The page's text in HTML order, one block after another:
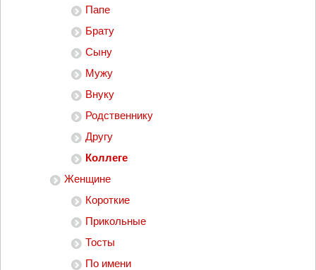
Папе
Брату
Сыну
Мужу
Внуку
Родственнику
Другу
Коллеге
Женщине
Короткие
Прикольные
Тосты
По имени